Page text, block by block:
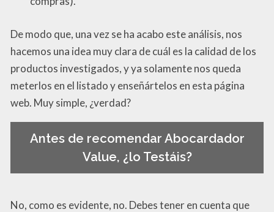
De modo que, una vez se ha acabo este análisis, nos
hacemos una idea muy clara de cuál es la calidad de los
productos investigados, y ya solamente nos queda
meterlos en el listado y enseñártelos en esta página
web. Muy simple, ¿verdad?
Antes de recomendar Abocardador
Value, ¿lo Testáis?
No, como es evidente, no. Debes tener en cuenta que